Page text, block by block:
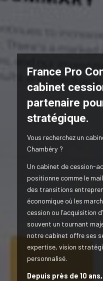
France Pro
cabinet
partenaire
stratégique.
Vous recherchez un
Chambéry ?
Un cabinet de cession-
positionne comme le
des transitions
économique où les
cession ou l’acquisition
souvent un tournant
notre cabinet offre ses
expertise, vision
personnalisé.
Depuis près de 10